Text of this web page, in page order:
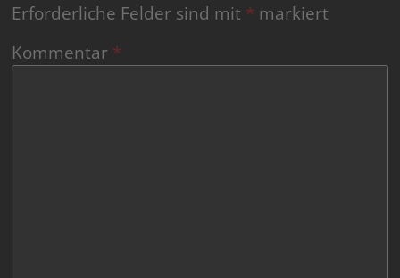
Erforderliche Felder sind mit * markiert
Kommentar *